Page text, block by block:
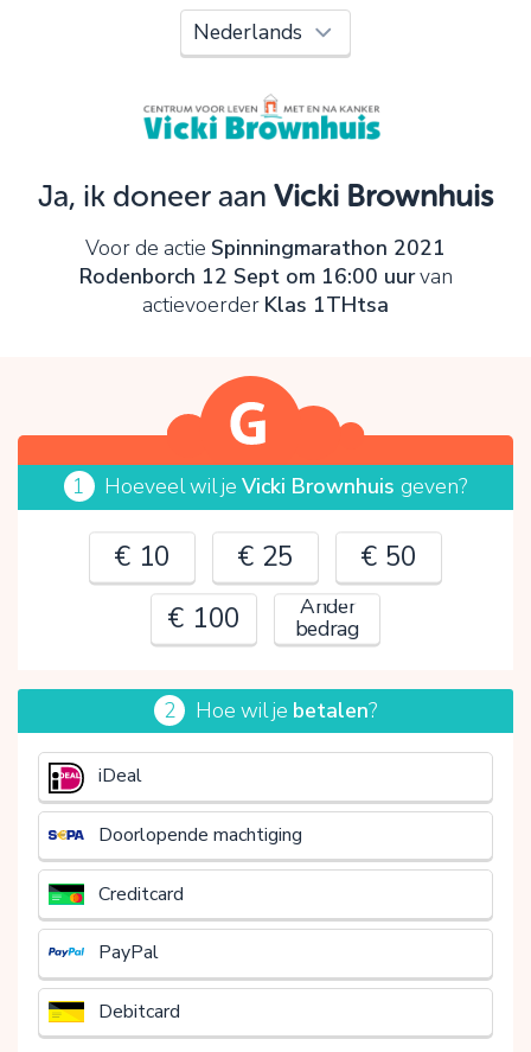
Ja, ik doneer aan Vicki Brownhuis
Voor de actie Spinningmarathon 2021
Rodenborch 12 Sept om 16:00 uurvan
actievoerder Klas 1THtsa
1 Hoeveel wil jeVicki Brownhuisgeven?
€ 10 € 25
€ 50
€ 100
Ander
bedrag
€
2 Hoe wil je betalen?
iDeal
Doorlopende machtiging
Creditcard
PayPal
Debitcard
Oeps!
Je kunt nog niet verder vanwege:
Controleer en verbeter je invoer en probeer het
OK